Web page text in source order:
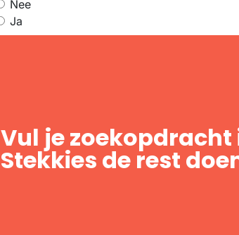
Nee
Ja
Vul je zoekopdracht
Stekkies de rest